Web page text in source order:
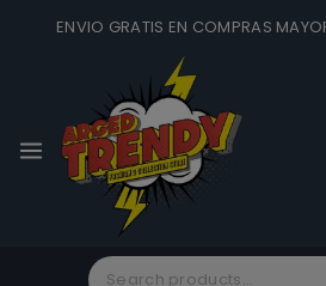
ENVIO GRATIS EN COMPRAS